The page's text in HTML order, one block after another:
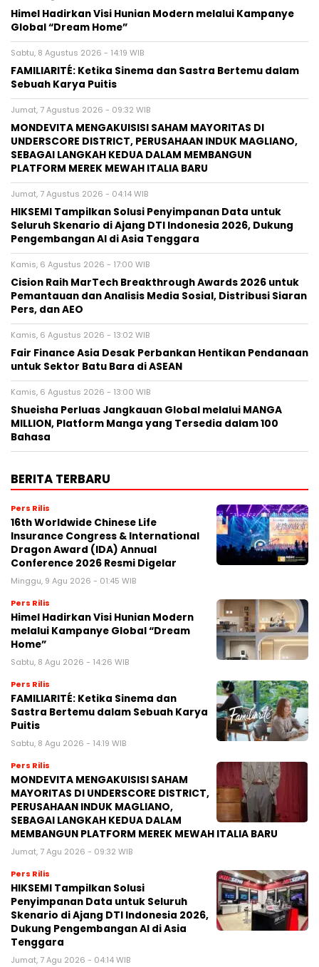
Himel Hadirkan Visi Hunian Modern melalui Kampanye
Global “Dream Home”
Sabtu, 8 Agustus 2026 - 14:19 WIB
FAMILIARITÉ: Ketika Sinema dan Sastra Bertemu dalam
Sebuah Karya Puitis
Jumat, 7 Agustus 2026 - 09:32 WIB
MONDEVITA MENGAKUISISI SAHAM MAYORITAS DI
UNDERSCORE DISTRICT, PERUSAHAAN INDUK MAGLIANO,
SEBAGAI LANGKAH KEDUA DALAM MEMBANGUN
PLATFORM MEREK MEWAH ITALIA BARU
Jumat, 7 Agustus 2026 - 04:14 WIB
HIKSEMI Tampilkan Solusi Penyimpanan Data untuk
Seluruh Skenario di Ajang DTI Indonesia 2026, Dukung
Pengembangan AI di Asia Tenggara
Kamis, 6 Agustus 2026 - 17:00 WIB
Cision Raih MarTech Breakthrough Awards 2026 untuk
Pemantauan dan Analisis Media Sosial, Distribusi Siaran
Pers, dan AEO
Kamis, 6 Agustus 2026 - 13:02 WIB
Fair Finance Asia Desak Perbankan Hentikan Pendanaan
untuk Sektor Batu Bara di ASEAN
Kamis, 6 Agustus 2026 - 13:00 WIB
Shueisha Perluas Jangkauan Global melalui MANGA
MILLION, Platform Manga yang Tersedia dalam 100
Bahasa
BERITA TERBARU
Pers Rilis
16th Worldwide Chinese Life
Insurance Congress & International
Dragon Award (IDA) Annual
Conference 2026 Resmi Digelar
Minggu, 9 Agu 2026 - 01:45 WIB
Pers Rilis
Himel Hadirkan Visi Hunian Modern
melalui Kampanye Global “Dream
Home”
Sabtu, 8 Agu 2026 - 14:26 WIB
Pers Rilis
FAMILIARITÉ: Ketika Sinema dan
Sastra Bertemu dalam Sebuah Karya
Puitis
Sabtu, 8 Agu 2026 - 14:19 WIB
Pers Rilis
MONDEVITA MENGAKUISISI SAHAM
MAYORITAS DI UNDERSCORE DISTRICT,
PERUSAHAAN INDUK MAGLIANO,
SEBAGAI LANGKAH KEDUA DALAM
MEMBANGUN PLATFORM MEREK MEWAH ITALIA BARU
Jumat, 7 Agu 2026 - 09:32 WIB
Pers Rilis
HIKSEMI Tampilkan Solusi
Penyimpanan Data untuk Seluruh
Skenario di Ajang DTI Indonesia 2026,
Dukung Pengembangan AI di Asia
Tenggara
Jumat, 7 Agu 2026 - 04:14 WIB